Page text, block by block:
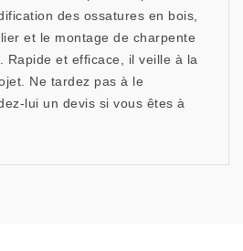
des ossatures en bois,
et le montage de charpente
Rapide et efficace, il veille à la
Ne tardez pas à le
lui un devis si vous êtes à